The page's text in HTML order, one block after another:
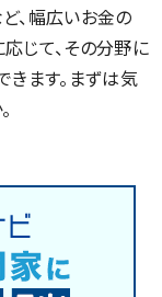
、幅広いお金の
じて、その分野に
きます。まずは気